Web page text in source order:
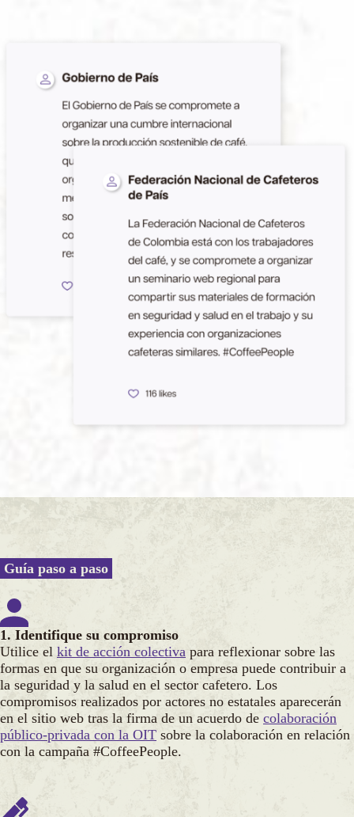
Guía paso a paso
1. Identifique su compromiso
Utilice el kit de acción colectiva para reflexionar sobre las
formas en que su organización o empresa puede contribuir a
la seguridad y la salud en el sector cafetero. Los
compromisos realizados por actores no estatales aparecerán
en el sitio web tras la firma de un acuerdo de colaboración
público-privada con la OIT sobre la colaboración en relación
con la campaña #CoffeePeople.